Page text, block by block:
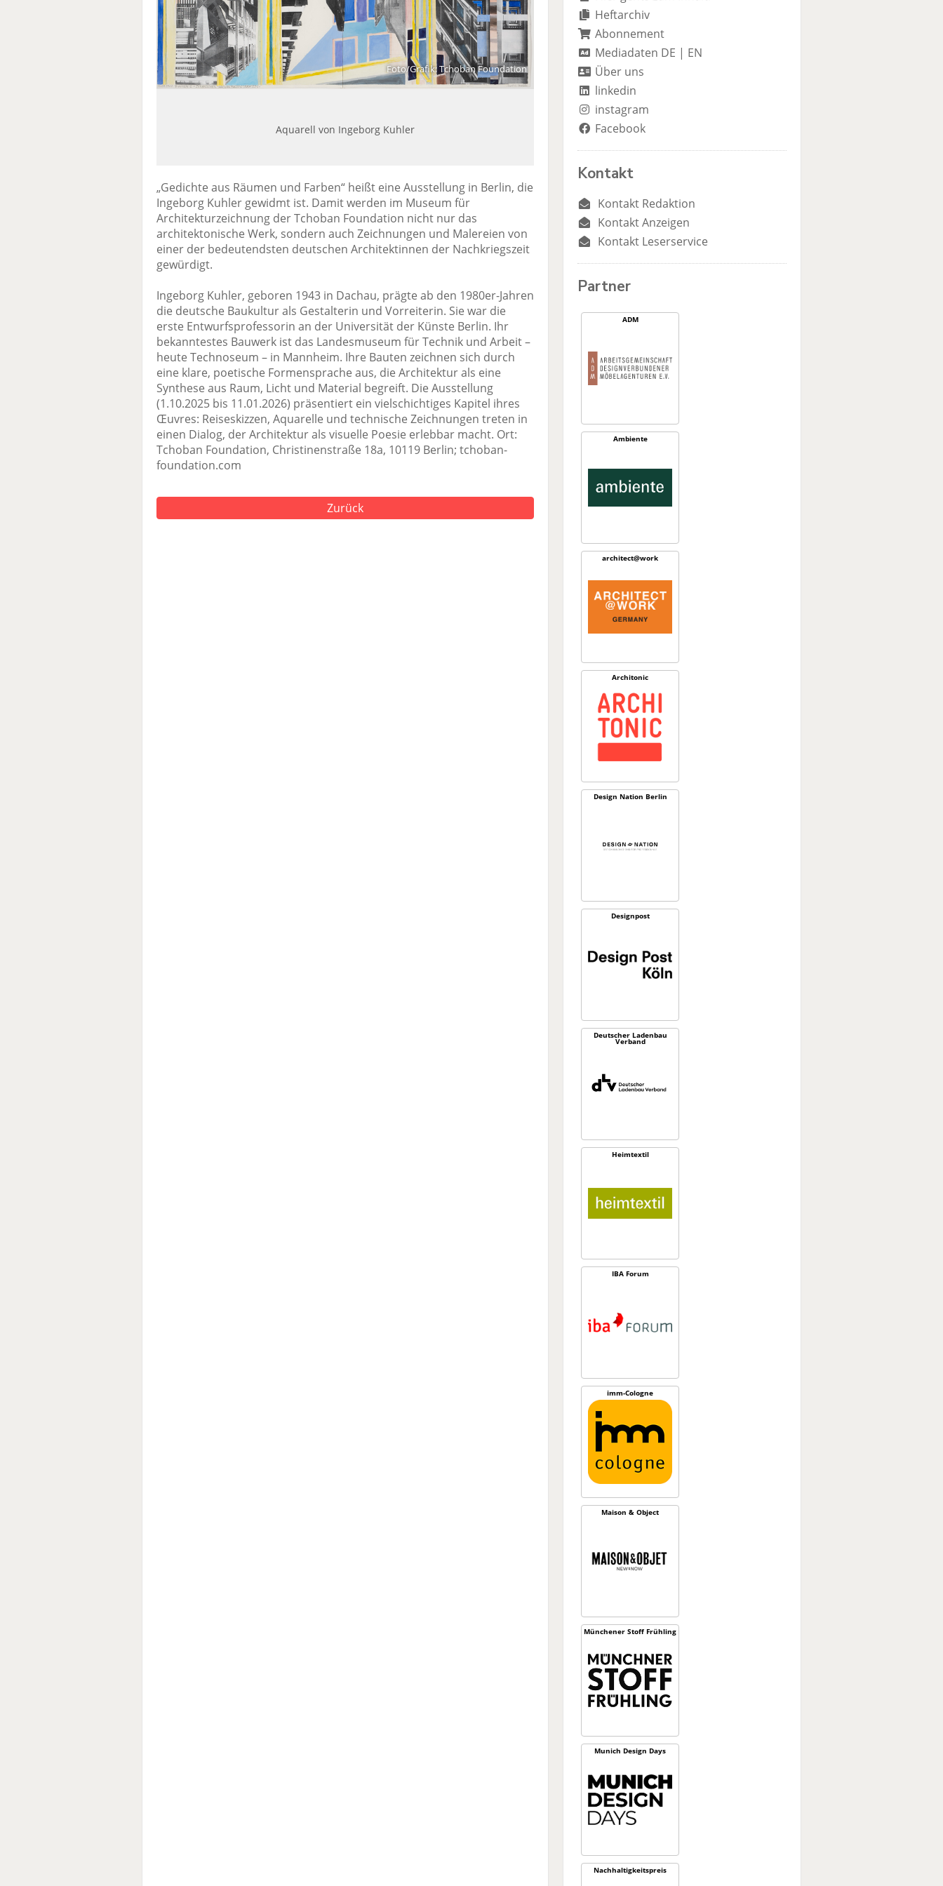
n
n
Foto/Grafik: Tchoban Foundation
Aquarell von Ingeborg Kuhler
„Gedichte aus Räumen und Farben“ heißt eine Ausstellung in Berlin, die
Ingeborg Kuhler gewidmt ist. Damit werden im Museum für
Architekturzeichnung der Tchoban Foundation nicht nur das
architektonische Werk, sondern auch Zeichnungen und Malereien von
einer der bedeutendsten deutschen Architektinnen der Nachkriegszeit
gewürdigt.
Ingeborg Kuhler, geboren 1943 in Dachau, prägte ab den 1980er-Jahren
die deutsche Baukultur als Gestalterin und Vorreiterin. Sie war die
erste Entwurfsprofessorin an der Universität der Künste Berlin. Ihr
bekanntestes Bauwerk ist das Landesmuseum für Technik und Arbeit –
heute Technoseum – in Mannheim. Ihre Bauten zeichnen sich durch
eine klare, poetische Formensprache aus, die Architektur als eine
Synthese aus Raum, Licht und Material begreift. Die Ausstellung
(1.10.2025 bis 11.01.2026) präsentiert ein vielschichtiges Kapitel ihres
Œuvres: Reiseskizzen, Aquarelle und technische Zeichnungen treten in
einen Dialog, der Architektur als visuelle Poesie erlebbar macht. Ort:
Tchoban Foundation, Christinenstraße 18a, 10119 Berlin; tchoban-
foundation.com
Zurück
Heftarchiv
Abonnement
Mediadaten DE | EN
Über uns
linkedin
instagram
Facebook
Kontakt
Kontakt Redaktion
Kontakt Anzeigen
Kontakt Leserservice
Partner
ADM
Ambiente
architect@work
Architonic
Design Nation Berlin
Designpost
Deutscher Ladenbau
Verband
Heimtextil
IBA Forum
imm-Cologne
Maison & Object
Münchener Stoff Frühling
Munich Design Days
Nachhaltig­keitspreis